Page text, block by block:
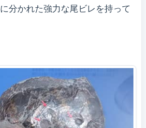
分かれた強力な尾ビレを持って